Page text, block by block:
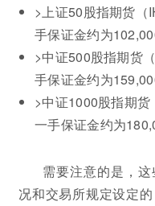
>上证50股指期货（
手保证金约为
>中证500股指期货
手保证金约为
>中证1000股指期货
一手保证金约为
需要注意的是，
况和交易所规定设定